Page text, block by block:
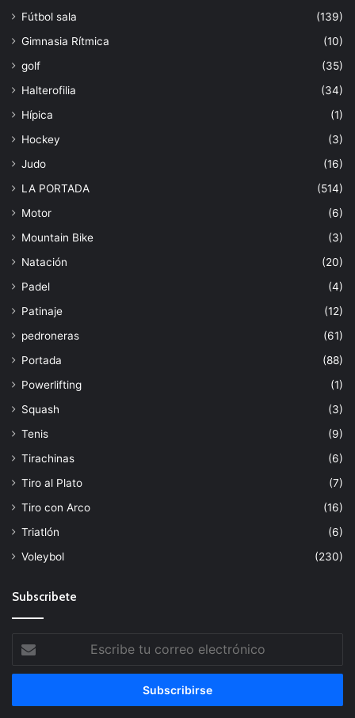
Fútbol sala
(139)
Gimnasia Rítmica
(10)
golf
(35)
Halterofilia
(34)
Hípica
(1)
Hockey
(3)
Judo
(16)
LA PORTADA
(514)
Motor
(6)
Mountain Bike
(3)
Natación
(20)
Padel
(4)
Patinaje
(12)
pedroneras
(61)
Portada
(88)
Powerlifting
(1)
Squash
(3)
Tenis
(9)
Tirachinas
(6)
Tiro al Plato
(7)
Tiro con Arco
(16)
Triatlón
(6)
Voleybol
(230)
Subscribete
tu
correo